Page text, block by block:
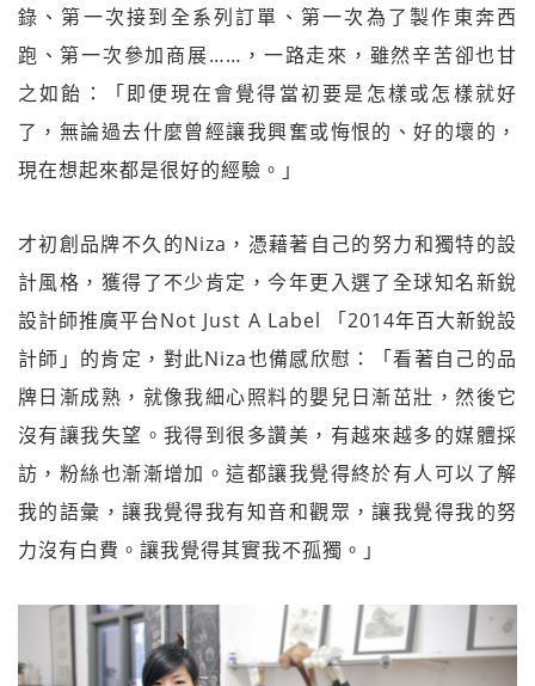
錄、第一次接到全系列訂單、第一次為了製作東奔西
跑、第一次參加商展……，一路走來，雖然辛苦卻也甘
之如飴：「即便現在會覺得當初要是怎樣或怎樣就好
了，無論過去什麼曾經讓我興奮或悔恨的、好的壞的，
現在想起來都是很好的經驗。」
才初創品牌不久的Niza，憑藉著自己的努力和獨特的設
計風格，獲得了不少肯定，今年更入選了全球知名新銳
設計師推廣平台Not Just A Label 「2014年百大新銳設
計師」的肯定，對此Niza也備感欣慰：「看著自己的品
牌日漸成熟，就像我細心照料的嬰兒日漸茁壯，然後它
沒有讓我失望。我得到很多讚美，有越來越多的媒體採
訪，粉絲也漸漸增加。這都讓我覺得終於有人可以了解
我的語彙，讓我覺得我有知音和觀眾，讓我覺得我的努
力沒有白費。讓我覺得其實我不孤獨。」